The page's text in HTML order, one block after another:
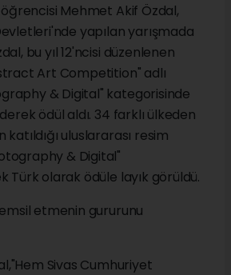
öğrencisi Mehmet Akif Özdal,
yapılan yarışmada
bu yıl 12'ncisi düzenlenen
Art Competition" adlı
& Digital" kategorisinde
ödül aldı. 34 farklı ülkeden
katıldığı uluslararası resim
& Digital"
Türk olarak ödüle layık görüldü.
etmenin gururunu
Sivas Cumhuriyet